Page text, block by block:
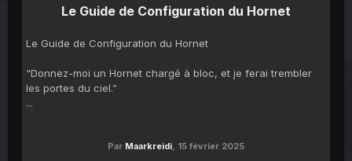
Le Guide de Configuration du Hornet
Le Guide de Configuration du Hornet
“Donnez-moi un Hornet chargé à bloc, et je ferai trembler
les portes du ciel.”
...
Par Maarkreidi, 15 février 2025